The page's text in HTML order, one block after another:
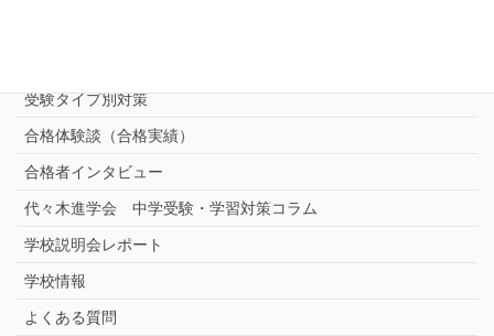
受験タイプ別対策
合格体験談（合格実績）
合格者インタビュー
代々木進学会 中学受験・学習対策コラム
学校説明会レポート
学校情報
よくある質問